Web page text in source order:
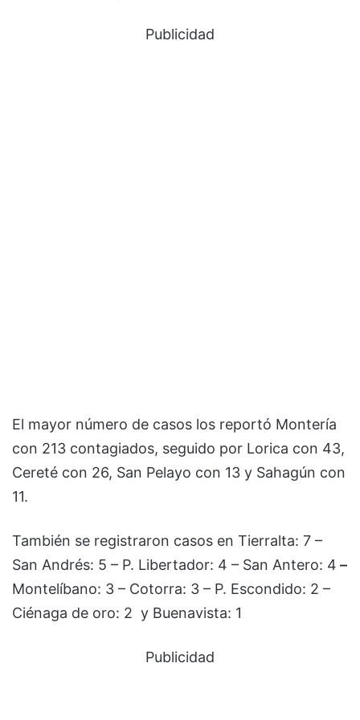
Publicidad
El mayor número de casos los reportó Montería
con 213 contagiados, seguido por Lorica con 43,
Cereté con 26, San Pelayo con 13 y Sahagún con
11.
También se registraron casos en Tierralta: 7 –
San Andrés: 5 – P. Libertador: 4 – San Antero: 4 –
Montelíbano: 3 – Cotorra: 3 – P. Escondido: 2 –
Ciénaga de oro: 2 y Buenavista: 1
Publicidad